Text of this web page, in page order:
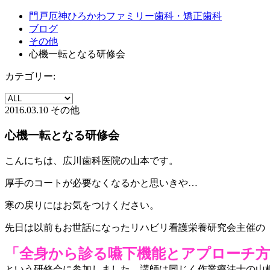
門戸厄神ひろかわファミリー歯科・矯正歯科
ブログ
その他
心機一転となる研修会
カテゴリー:
2016.03.10 その他
心機一転となる研修会
こんにちは、広川歯科医院の山本です。
厚手のコートが必要なくなるかと思いきや…
寒の戻りにはお気をつけください。
先日は以前もお世話になったリハビリ看護栄養研究会主催の
「全身から診る嚥下機能とアプローチ方